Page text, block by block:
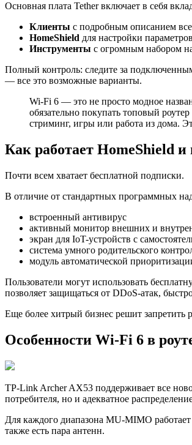
Основная плата Tether включает в себя
Клиенты с подробным описанием
HomeShield для настройки
Инструменты с огромным набором
Полный контроль: следите за
— все это возможные варианты.
Wi-Fi 6 — это не просто модное
обязательно покупать топовый
стриминг, игры или работа из дома.
Как работает HomeShield и
Почти всем хватает бесплатной подписки.
В отличие от стандартных программных
встроенный антивирус
активный монитор внешних и
экран для IoT-устройств с
система умного родительского
модуль автоматической
Пользователи могут использовать
позволяет защищаться от DDoS-атак,
Еще более хитрый бизнес решит запретить
Особенности Wi-Fi 6 в
TP-Link Archer AX53 поддерживает все
потребителя, но и адекватное
Для каждого диапазона MU-MIMO
также есть пара антенн.